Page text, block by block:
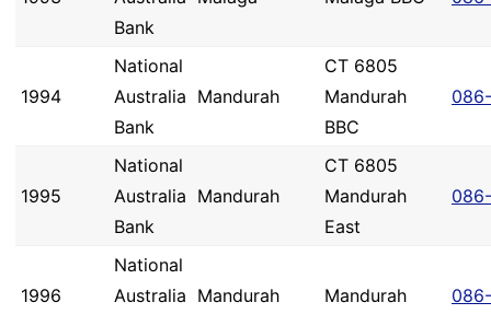
Bank
1994
National
Australia
Bank
Mandurah
CT 6805
Mandurah
BBC
1995
National
Australia
Bank
Mandurah
CT 6805
Mandurah
East
1996
National
Australia Mandurah Mandurah